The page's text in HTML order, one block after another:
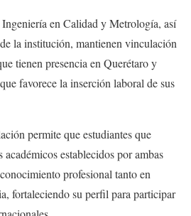
en Calidad y Metrología, así
la institución, mantienen vinculación
tienen presencia en Querétaro y
favorece la inserción laboral de sus
permite que estudiantes que
establecidos por ambas
profesional tanto en
fortaleciendo su perfil para participar